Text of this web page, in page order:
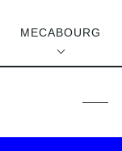
MECABOURG